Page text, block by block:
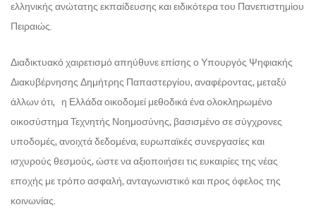
ελληνικής ανώτατης εκπαίδευσης και ειδικότερα του Πανεπιστημίου
Πειραιώς.
Διαδικτυακό χαιρετισμό απηύθυνε επίσης ο Υπουργός Ψηφιακής
Διακυβέρνησης Δημήτρης Παπαστεργίου, αναφέροντας, μεταξύ
άλλων ότι, η Ελλάδα οικοδομεί μεθοδικά ένα ολοκληρωμένο
οικοσύστημα Τεχνητής Νοημοσύνης, βασισμένο σε σύγχρονες
υποδομές, ανοιχτά δεδομένα, ευρωπαϊκές συνεργασίες και
ισχυρούς θεσμούς, ώστε να αξιοποιήσει τις ευκαιρίες της νέας
εποχής με τρόπο ασφαλή, ανταγωνιστικό και προς όφελος της
κοινωνίας.